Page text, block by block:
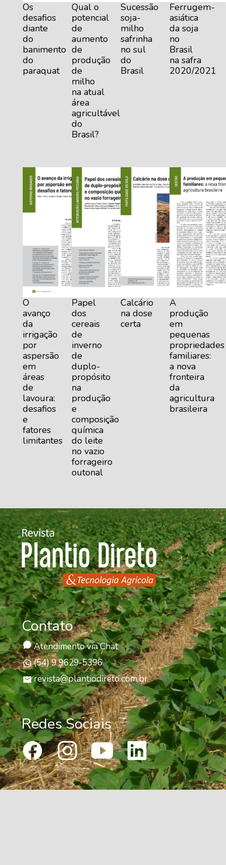
Os
desafios
diante
do
banimento
do
paraquat
Qual o
potencial
de
aumento
de
produção
de
milho
na atual
área
agricultável
do
Brasil?
Sucessão
soja-
milho
safrinha
no sul
do
Brasil
Ferrugem-
asiática
da soja
no
Brasil
na safra
2020/2021
O
avanço
da
irrigação
por
aspersão
em
áreas
de
lavoura:
desafios
e
fatores
limitantes
Papel
dos
cereais
de
inverno
de
duplo-
propósito
na
produção
e
composição
química
do leite
no vazio
forrageiro
outonal
Calcário
na dose
certa
A
produção
em
pequenas
propriedades
familiares:
a nova
fronteira
da
agricultura
brasileira
Contato
Atendimento via Chat
(54) 9 9629-5396
revista@plantiodireto.com.br
Redes Sociais